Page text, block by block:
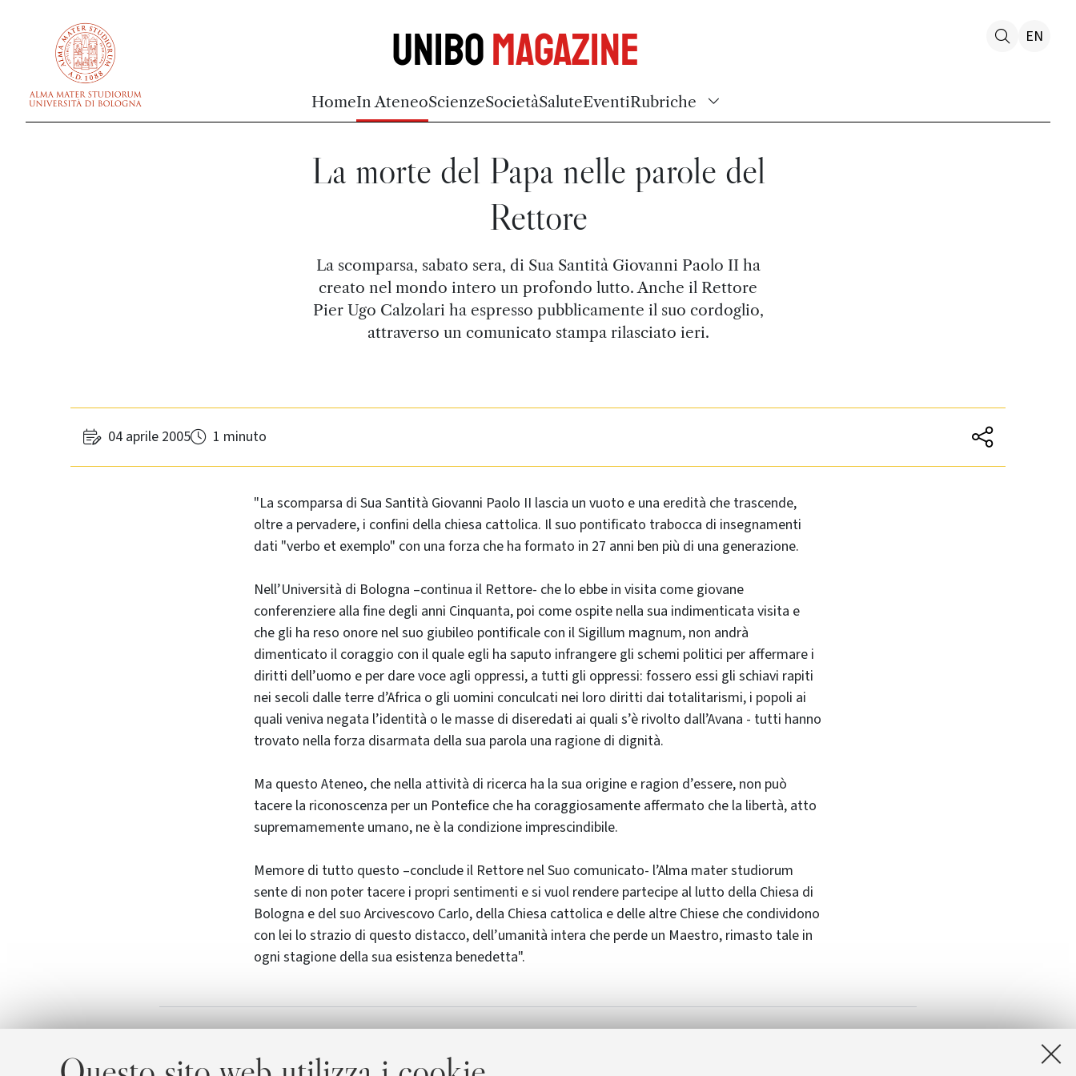
UniboMagazine
HomeIn AteneoScienzeSocietàSaluteEventiRubriche
EN
La morte del Papa nelle parole del
Rettore
La scomparsa, sabato sera, di Sua Santità Giovanni Paolo II ha
creato nel mondo intero un profondo lutto. Anche il Rettore
Pier Ugo Calzolari ha espresso pubblicamente il suo cordoglio,
attraverso un comunicato stampa rilasciato ieri.
04 aprile 2005 1 minuto
"La scomparsa di Sua Santità Giovanni Paolo II lascia un vuoto e una eredità che trascende,
oltre a pervadere, i confini della chiesa cattolica. Il suo pontificato trabocca di insegnamenti
dati "verbo et exemplo" con una forza che ha formato in 27 anni ben più di una generazione.
Nell’Università di Bologna –continua il Rettore- che lo ebbe in visita come giovane
conferenziere alla fine degli anni Cinquanta, poi come ospite nella sua indimenticata visita e
che gli ha reso onore nel suo giubileo pontificale con il Sigillum magnum, non andrà
dimenticato il coraggio con il quale egli ha saputo infrangere gli schemi politici per affermare i
diritti dell’uomo e per dare voce agli oppressi, a tutti gli oppressi: fossero essi gli schiavi rapiti
nei secoli dalle terre d’Africa o gli uomini conculcati nei loro diritti dai totalitarismi, i popoli ai
quali veniva negata l’identità o le masse di diseredati ai quali s’è rivolto dall’Avana - tutti hanno
trovato nella forza disarmata della sua parola una ragione di dignità.
Ma questo Ateneo, che nella attività di ricerca ha la sua origine e ragion d’essere, non può
tacere la riconoscenza per un Pontefice che ha coraggiosamente affermato che la libertà, atto
supremamemente umano, ne è la condizione imprescindibile.
Memore di tutto questo –conclude il Rettore nel Suo comunicato- l’Alma mater studiorum
sente di non poter tacere i propri sentimenti e si vuol rendere partecipe al lutto della Chiesa di
Bologna e del suo Arcivescovo Carlo, della Chiesa cattolica e delle altre Chiese che condividono
con lei lo strazio di questo distacco, dell’umanità intera che perde un Maestro, rimasto tale in
ogni stagione della sua esistenza benedetta".
Allegati